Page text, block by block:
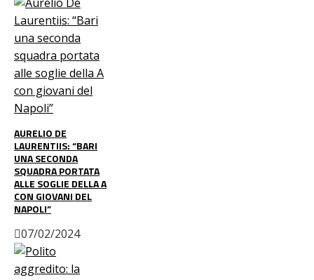
AURELIO DE
LAURENTIIS: “BARI
UNA SECONDA
SQUADRA PORTATA
ALLE SOGLIE DELLA A
CON GIOVANI DEL
NAPOLI”
07/02/2024